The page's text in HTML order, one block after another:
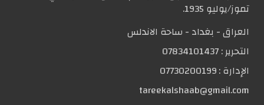
تموز/يوليو 1935.
العراق - بغداد - ساحة الاندلس
التحریر :07834101437
الإدارة :07730200199
tareekalshaab@gmail.com